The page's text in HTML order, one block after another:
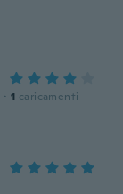
· 1 caricamenti